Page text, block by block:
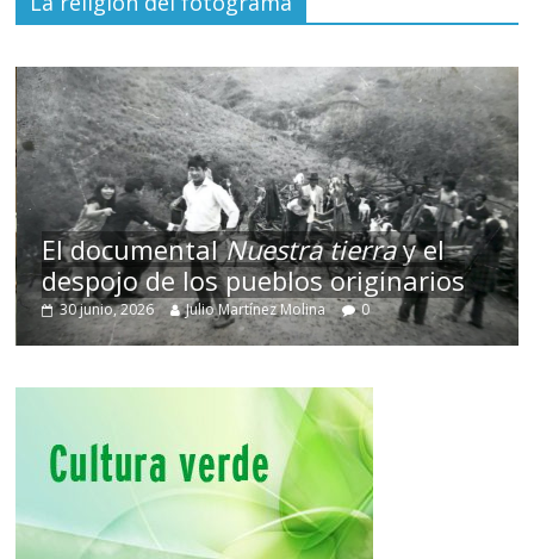
El documentalNuestra tierray el
despojo de los pueblos originarios
30 junio, 2026 Julio Martínez Molina 0